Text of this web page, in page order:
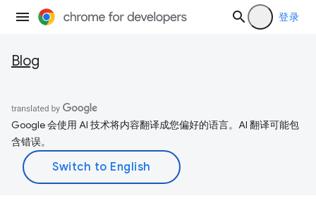
登录
Blog
Google 会使用 AI 技术将内容翻译成您偏好的语言。AI 翻译可能包
含错误。